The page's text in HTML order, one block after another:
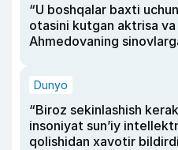
“U boshqalar baxti
otasini kutgan aktrisa
Ahmedovaning
Dunyo
“Biroz sekinlashish
insoniyat sun’iy
qolishidan xavotir bildirdi